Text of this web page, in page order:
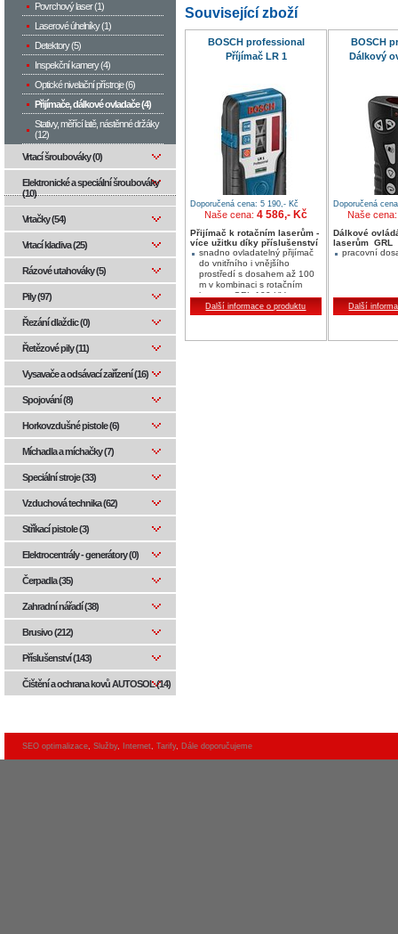
Související zboží
BOSCH professional
Příjímač LR 1
Doporučená cena: 5 190,- Kč
Naše cena: 4 586,- Kč
Přijímač k rotačním laserům -
více užitku díky příslušenství
snadno ovladatelný přijímač
do vnitřního i vnějšího
prostředí s dosahem až 100
m v kombinaci s rotačním
laserem GRL 100 HV
optické a akustické
vyrovnávání roviny
ochrana proti prachu a
Další informace o produktu
BOSCH
Dálkový
Doporučená
Naše
Dálkové
laserům GRL
pracovní
Další
Povrchový laser (1)
Laserové úhelníky (1)
Detektory (5)
Inspekční kamery (4)
Optické nivelační přístroje (6)
Přijímače, dálkové ovladače (4)
Stativy, měřící latě, nástěnné držáky
(12)
Vrtací šroubováky (0)
Elektronické a speciální šroubováky
(10)
Vrtačky (54)
Vrtací kladiva (25)
Rázové utahováky (5)
Pily (97)
Řezání dlaždic (0)
Řetězové pily (11)
Vysavače a odsávací zařízení (16)
Spojování (8)
Horkovzdušné pistole (6)
Míchadla a míchačky (7)
Speciální stroje (33)
Vzduchová technika (62)
Stříkací pistole (3)
Elektrocentrály - generátory (0)
Čerpadla (35)
Zahradní nářadí (38)
Brusivo (212)
Příslušenství (143)
Čištění a ochrana kovů AUTOSOL (14)
SEO optimalizace, Služby, Internet, Tarify, Dále doporučujeme